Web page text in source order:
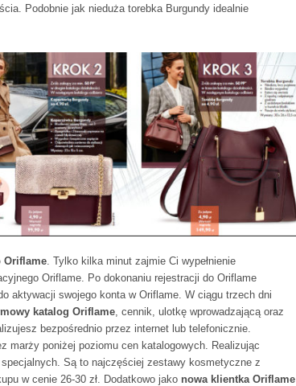
Podobnie jak nieduża torebka Burgundy idealnie
Oriflame. Tylko kilka minut zajmie Ci wypełnienie
Oriflame. Po dokonaniu rejestracji do Oriflame
aktywacji swojego konta w Oriflame. W ciągu trzech dni
katalog Oriflame, cennik, ulotkę wprowadzającą oraz
bezpośrednio przez internet lub telefonicznie.
marży poniżej poziomu cen katalogowych. Realizując
Są to najczęściej zestawy kosmetyczne z
w cenie 26-30 zł. Dodatkowo jako nowa klientka Oriflame